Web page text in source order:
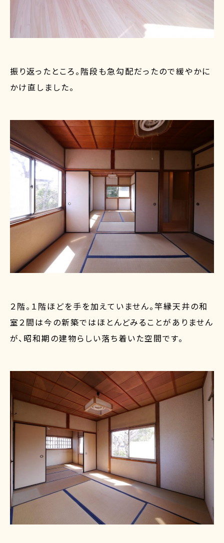
振り返ったところ。階段も急勾配だったので緩やかに
かけ直しました。
２階。１階ほどを手を加えていません。竿縁天井の和
室２間は今の新築ではほとんどみることがありません
が、昭和期の建物らしい落ち着いた空間です。